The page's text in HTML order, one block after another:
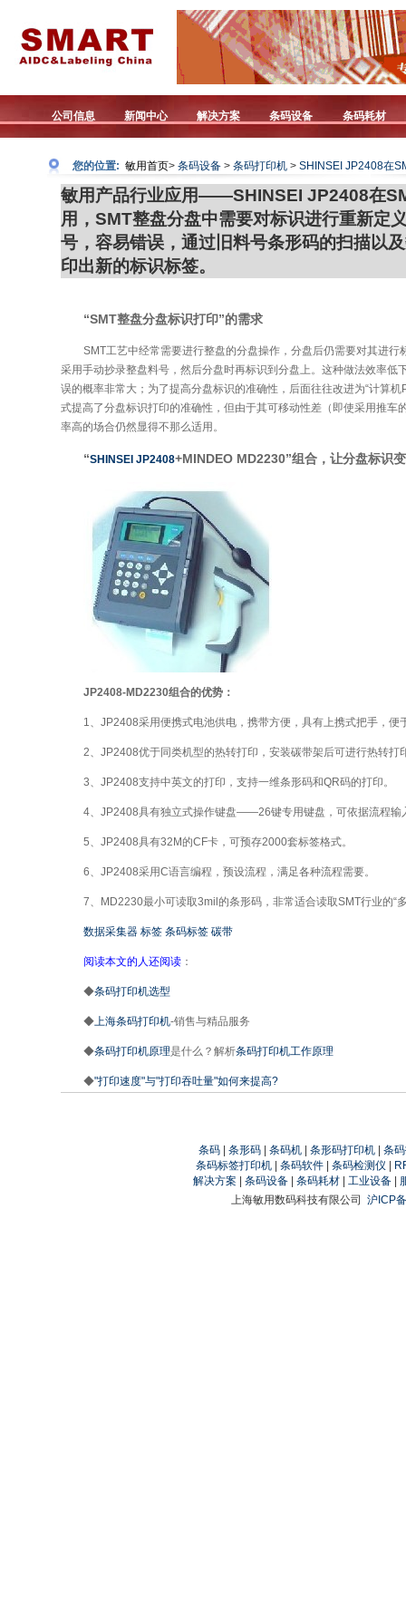
公司信息 新闻中心 解决方案 条码设备 条码耗材
您的位置: 敏用首页> 条码设备 > 条码打印机 > SHINSEI JP2408在
敏用产品行业应用——SHINSEI JP2408在
用，SMT整盘分盘中需要对标识进行重新定
号，容易错误，通过旧料号条形码的扫描以
印出新的标识标签。
“SMT整盘分盘标识打印”的需求
SMT工艺中经常需要进行整盘的分盘操作，分盘后仍需要对其进
采用手动抄录整盘料号，然后分盘时再标识到分盘上。这种做法效率低
误的概率非常大；为了提高分盘标识的准确性，后面往往改进为“计算
式提高了分盘标识打印的准确性，但由于其可移动性差（即使采用推车
率高的场合仍然显得不那么适用。
“SHINSEI JP2408+MINDEO MD2230”组合，让分盘标识
JP2408-MD2230组合的优势：
1、JP2408采用便携式电池供电，携带方便，具有上携式把手，便
2、JP2408优于同类机型的热转打印，安装碳带架后可进行热转打
3、JP2408支持中英文的打印，支持一维条形码和QR码的打印。
4、JP2408具有独立式操作键盘——26键专用键盘，可依据流程输
5、JP2408具有32M的CF卡，可预存2000套标签格式。
6、JP2408采用C语言编程，预设流程，满足各种流程需要。
7、MD2230最小可读取3mil的条形码，非常适合读取SMT行业的“
数据采集器 标签 条码标签 碳带
阅读本文的人还阅读：
◆条码打印机选型
◆上海条码打印机-销售与精品服务
◆条码打印机原理是什么？解析条码打印机工作原理
◆"打印速度"与"打印吞吐量"如何来提高?
条码 条形码 条码机 条形码打印机
条
条码标签打印机| 条码软件| 条码检测仪
解决方案
条码设备 条码耗材 工业设备
上海敏用数码科技有限公司 沪ICP